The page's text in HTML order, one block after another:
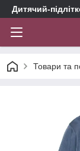
Дитячий-
Товари та